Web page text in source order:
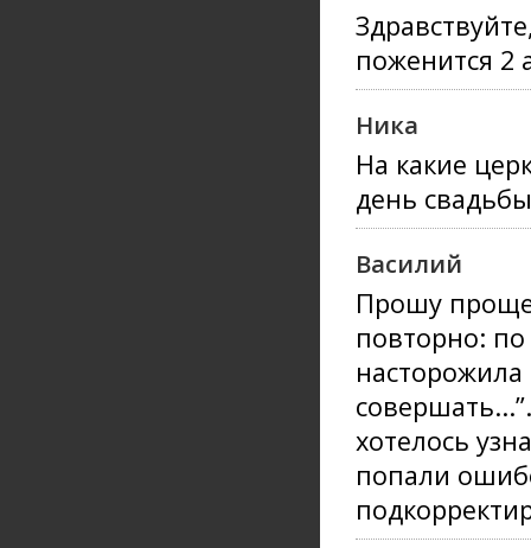
поженится 2
Ника
На какие
день
Василий
Прошу
повторно: по
хотелось
попали